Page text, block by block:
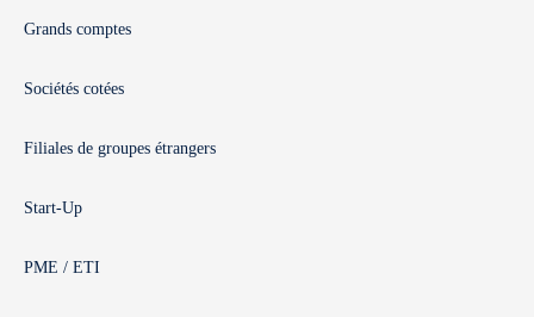
Grands comptes
Sociétés cotées
Filiales de groupes étrangers
Start-Up
PME / ETI